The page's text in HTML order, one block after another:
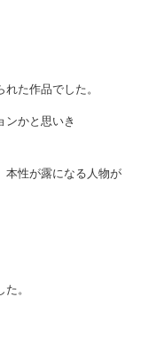
た作品でした。
ンかと思いき
本性が露になる人物が
。